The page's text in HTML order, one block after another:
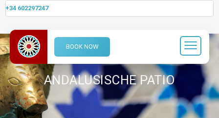
+34 602297247
BOOK NOW
ANDALUSISCHE PATIO